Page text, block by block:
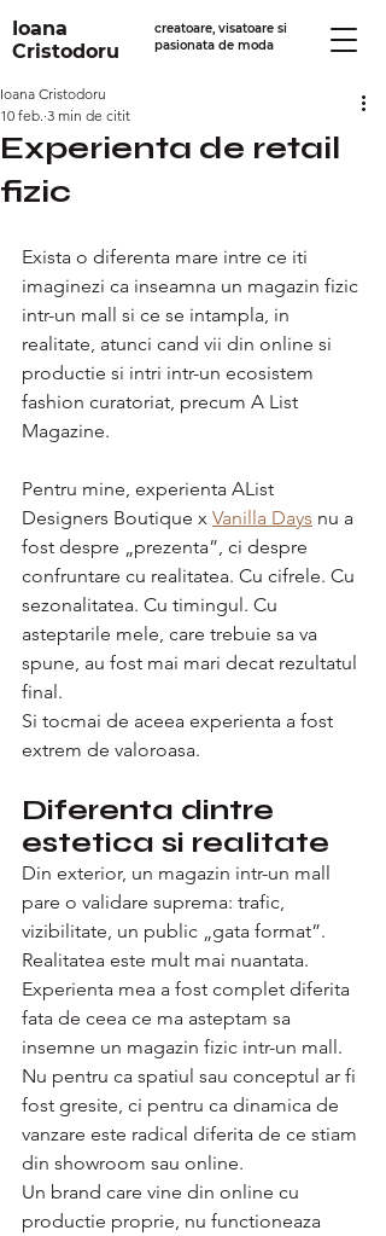
Ioana
Cristodoru
creatoare, visatoare si
pasionata de moda
Experienta de retail
fizic
Ioana Cristodoru
10 feb. 3 min de citit
Exista o diferenta mare intre ce iti
imaginezi ca inseamna un magazin fizic
intr-un mall si ce se intampla, in
realitate, atunci cand vii din online si
productie si intri intr-un ecosistem
fashion curatoriat, precum A List
Magazine.
Pentru mine, experienta AList
Designers Boutique x Vanilla Days nu a
fost despre „prezenta”, ci despre
confruntare cu realitatea. Cu cifrele. Cu
sezonalitatea. Cu timingul. Cu
asteptarile mele, care trebuie sa va
spune, au fost mai mari decat rezultatul
final.
Si tocmai de aceea experienta a fost
extrem de valoroasa.
Diferenta dintre
estetica si realitate
Din exterior, un magazin intr-un mall
pare o validare suprema: trafic,
vizibilitate, un public „gata format”.
Realitatea este mult mai nuantata.
Experienta mea a fost complet diferita
fata de ceea ce ma asteptam sa
insemne un magazin fizic intr-un mall.
Nu pentru ca spatiul sau conceptul ar fi
fost gresite, ci pentru ca dinamica de
vanzare este radical diferita de ce stiam
din showroom sau online.
Un brand care vine din online cu
productie proprie, nu functioneaza